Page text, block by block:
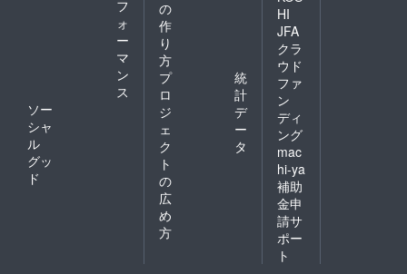
フ
ォ
ー
マ
ン
ス
ソー
シャ
ル
グッ
ド
の
作
り
方
プ
ロ
ジ
ェ
ク
ト
の
広
め
方
統
計
デ
ー
タ
HI
JFA
クラ
ウド
ファ
ン
ディ
ング
mac
hi-ya
補助
金申
請サ
ポー
ト